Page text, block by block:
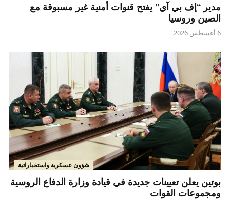
مدير “إف بي آي” يفتح قنوات أمنية غير مسبوقة مع
الصين وروسيا
6 أغسطس 2026
شؤون عسكرية واستخباراتية
بوتين يعلن تعيينات جديدة في قيادة وزارة الدفاع الروسية
ومجموعات القوات